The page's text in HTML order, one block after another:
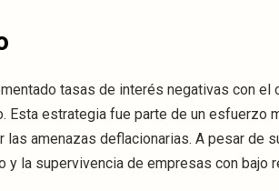
tasas de interés negativas con
Esta estrategia fue parte de un esfuerzo
amenazas deflacionarias. A pesar de
la supervivencia de empresas con bajo